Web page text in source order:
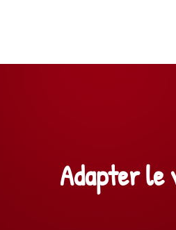
Adapter le